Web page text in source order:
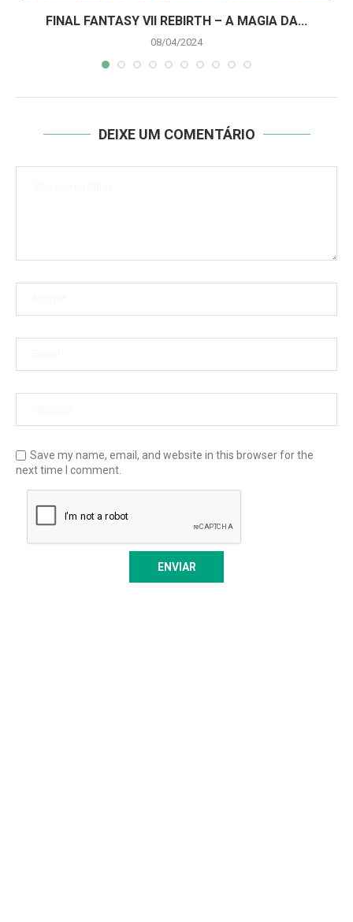
FINAL FANTASY VII REBIRTH – A MAGIA DA...
08/04/2024
DEIXE UM COMENTÁRIO
Save my name, email, and website in this browser for the
next time I comment.